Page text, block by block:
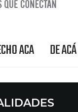
ACA DE